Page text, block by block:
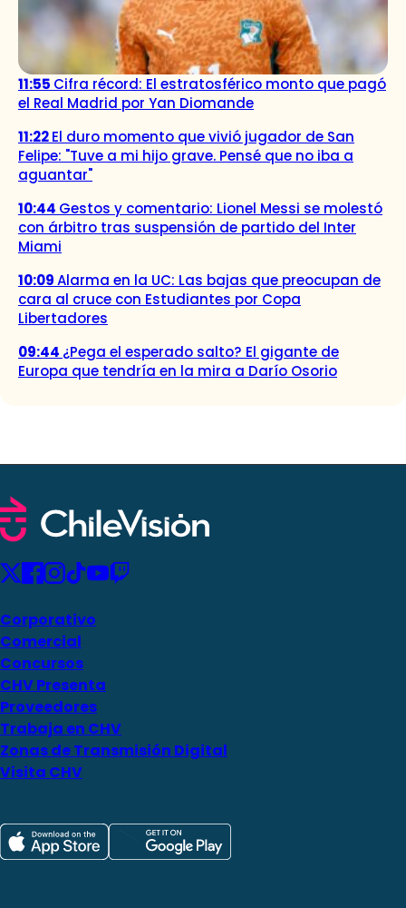
11:55 Cifra récord: El estratosférico monto que pagó
el Real Madrid por Yan Diomande
11:22El duro momento que vivió jugador de San
Felipe: "Tuve a mi hijo grave. Pensé que no iba a
aguantar"
10:44 Gestos y comentario: Lionel Messi se molestó
con árbitro tras suspensión de partido del Inter
Miami
10:09Alarma en la UC: Las bajas que preocupan de
cara al cruce con Estudiantes por Copa
Libertadores
09:44 ¿Pega el esperado salto? El gigante de
Europa que tendría en la mira a Darío Osorio
Corporativo
Comercial
Concursos
CHV Presenta
Proveedores
Trabaja en CHV
Zonas de Transmisión Digital
Visita CHV